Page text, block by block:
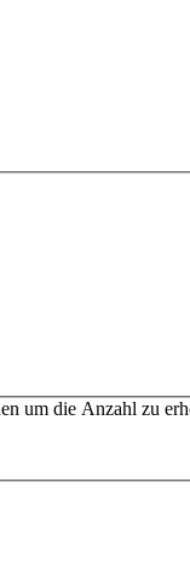
um die Anzahl zu